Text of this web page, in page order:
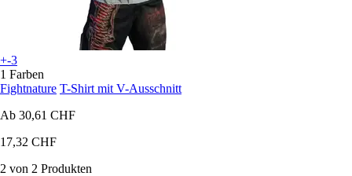
+-3
1 Farben
Fightnature T-Shirt mit V-Ausschnitt
Ab 30,61 CHF
17,32 CHF
2 von 2 Produkten